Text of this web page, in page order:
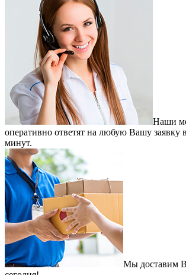
Наши
оперативно ответят на любую Вашу заявку
минут.
Мы доставим